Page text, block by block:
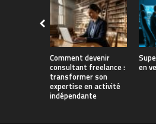
Comment devenir
consultant freelance :
transformer son
expertise en activité
indépendante
en